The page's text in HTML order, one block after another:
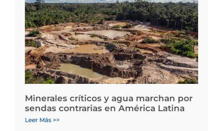
Minerales críticos y agua marchan por
sendas contrarias en América Latina
Leer Más >>